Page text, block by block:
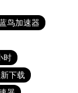
鸟加速器
时
下载